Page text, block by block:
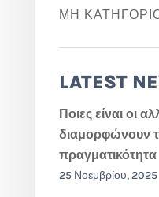
ΜΗ
LATEST
Ποιες είναι οι
διαμορφώνουν
πραγματικότητα
25 Νοεμβρίου, 2025